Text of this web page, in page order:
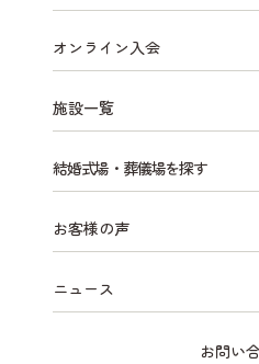
オンライン入会
施設一覧
結婚式場・葬儀場を探す
お客様の声
ニュース
お問い